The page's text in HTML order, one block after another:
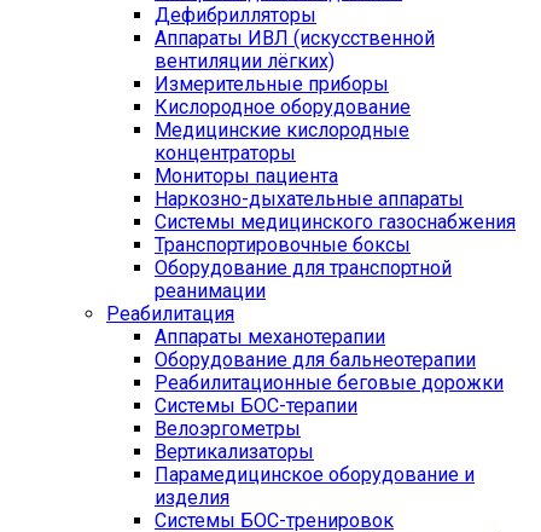
Дефибрилляторы
Аппараты ИВЛ (искусственной
вентиляции лёгких)
Измерительные приборы
Кислородное оборудование
Медицинские кислородные
концентраторы
Мониторы пациента
Наркозно-дыхательные аппараты
Системы медицинского газоснабжения
Транспортировочные боксы
Оборудование для транспортной
реанимации
Реабилитация
Аппараты механотерапии
Оборудование для бальнеотерапии
Реабилитационные беговые дорожки
Системы БОС-терапии
Велоэргометры
Вертикализаторы
Парамедицинское оборудование и
изделия
Системы БОС-тренировок